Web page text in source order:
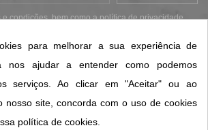
e condições, bem como apolítica de privacidade.
para melhorar a sua experiência de
nos ajudar a entender como podemos
serviços. Ao clicar em "Aceitar" ou ao
nosso site, concorda com o uso de cookies
política de cookies.